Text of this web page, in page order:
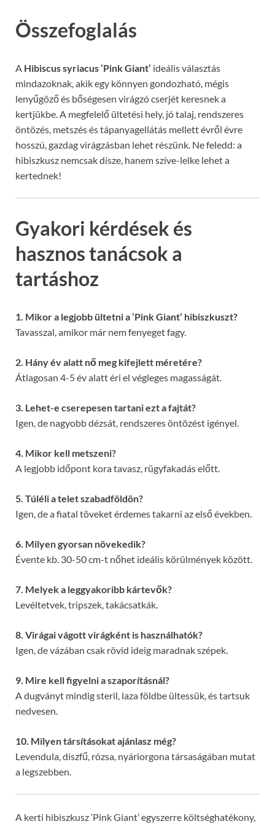
Összefoglalás
A Hibiscus syriacus ‘Pink Giant’ ideális választás
mindazoknak, akik egy könnyen gondozható, mégis
lenyűgöző és bőségesen virágzó cserjét keresnek a
kertjükbe. A megfelelő ültetési hely, jó talaj, rendszeres
öntözés, metszés és tápanyagellátás mellett évről évre
hosszú, gazdag virágzásban lehet részünk. Ne feledd: a
hibiszkusz nemcsak dísze, hanem szíve-lelke lehet a
kertednek!
Gyakori kérdések és
hasznos tanácsok a
tartáshoz
1. Mikor a legjobb ültetni a ‘Pink Giant’ hibiszkuszt?
Tavasszal, amikor már nem fenyeget fagy.
2. Hány év alatt nő meg kifejlett méretére?
Átlagosan 4-5 év alatt éri el végleges magasságát.
3. Lehet-e cserepesen tartani ezt a fajtát?
Igen, de nagyobb dézsát, rendszeres öntözést igényel.
4. Mikor kell metszeni?
A legjobb időpont kora tavasz, rügyfakadás előtt.
5. Túléli a telet szabadföldön?
Igen, de a fiatal töveket érdemes takarni az első években.
6. Milyen gyorsan növekedik?
Évente kb. 30-50 cm-t nőhet ideális körülmények között.
7. Melyek a leggyakoribb kártevők?
Levéltetvek, tripszek, takácsatkák.
8. Virágai vágott virágként is használhatók?
Igen, de vázában csak rövid ideig maradnak szépek.
9. Mire kell figyelni a szaporításnál?
A dugványt mindig steril, laza földbe ültessük, és tartsuk
nedvesen.
10. Milyen társításokat ajánlasz még?
Levendula, díszfű, rózsa, nyáriorgona társaságában mutat
a legszebben.
A kerti hibiszkusz ‘Pink Giant’ egyszerre költséghatékony,